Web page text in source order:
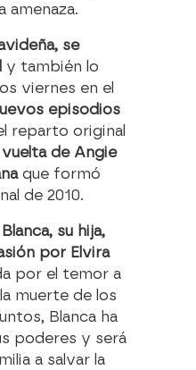
amenaza.
se
y también lo
viernes en el
episodios
reparto original
vuelta de Angie
que formó
de 2010.
su hija,
por Elvira
por el temor a
muerte de los
Blanca ha
poderes y será
a salvar la